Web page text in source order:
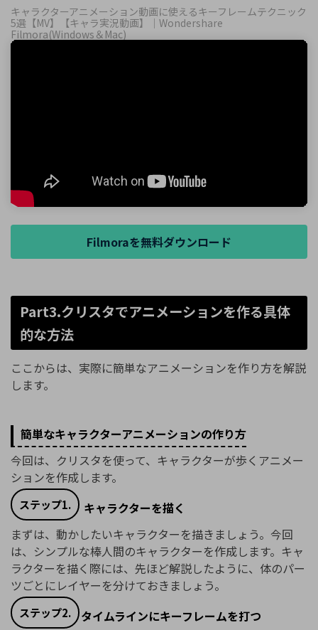
キャラクターアニメーション動画に使えるキーフレームテクニック
5選【MV】【キャラ実況動画】｜Wondershare
Filmora(Windows＆Mac)
Filmoraを無料ダウンロード
Part3.クリスタでアニメーションを作る具体
的な方法
ここからは、実際に簡単なアニメーションを作り方を解説
します。
簡単なキャラクターアニメーションの作り方
今回は、クリスタを使って、キャラクターが歩くアニメー
ションを作成します。
ステップ1.
キャラクターを描く
まずは、動かしたいキャラクターを描きましょう。今回
は、シンプルな棒人間のキャラクターを作成します。キャ
ラクターを描く際には、先ほど解説したように、体のパー
ツごとにレイヤーを分けておきましょう。
ステップ2.
タイムラインにキーフレームを打つ